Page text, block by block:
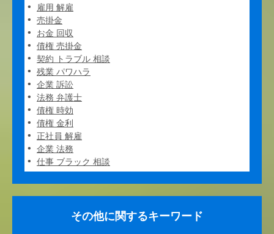
雇用 解雇
売掛金
お金 回収
債権 売掛金
契約 トラブル 相談
残業 パワハラ
企業 訴訟
法務 弁護士
債権 時効
債権 金利
正社員 解雇
企業 法務
仕事 ブラック 相談
その他に関するキーワード